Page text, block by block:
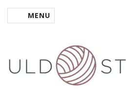
SKIFTE NAVIGATION
MENU